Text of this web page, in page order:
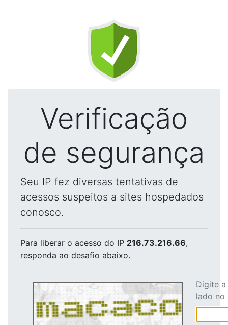
Verificação
de segurança
Seu IP fez diversas tentativas de
acessos suspeitos a sites hospedados
conosco.
Para liberar o acesso do IP 216.73.216.66,
responda ao desafio abaixo.
Digite
lado no